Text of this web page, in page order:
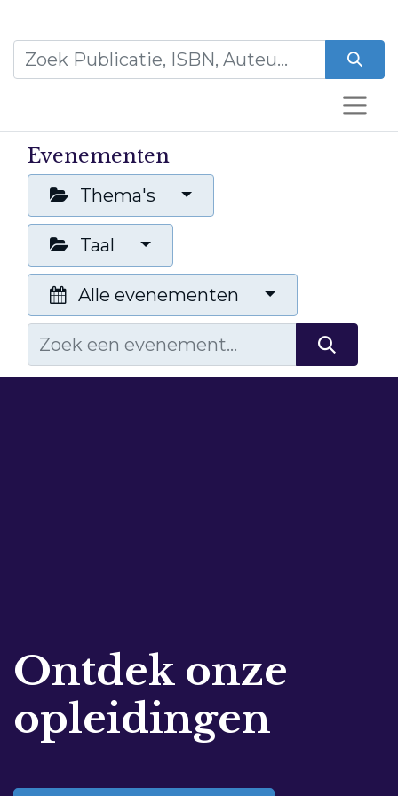
Evenementen
Thema's
Taal
Alle evenementen
Ontdek onze
opleidingen